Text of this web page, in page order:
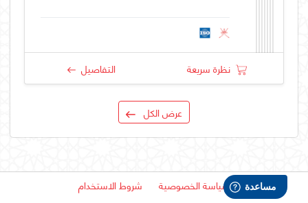
نظرة سريعة التفاصيل
عرض الكل
سياسة الخصوصية
شروط الاستخدام